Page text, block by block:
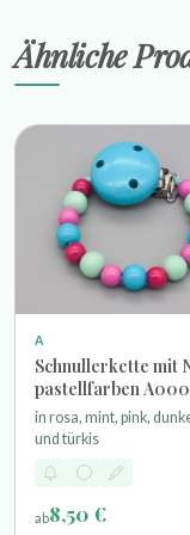
Ähnliche
A
Schnullerkette mit
pastellfarben
in rosa, mint, pink,
und türkis
ab8,50 €